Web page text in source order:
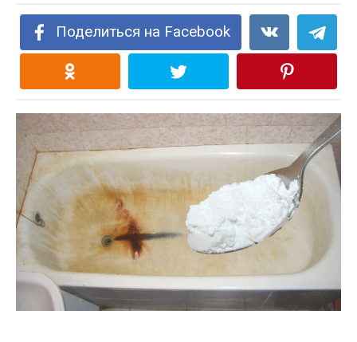
Поделиться на Facebook